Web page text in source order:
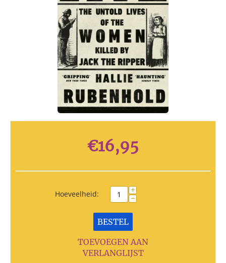
€16,95
Hoeveelheid: +
−
BESTEL
TOEVOEGEN AAN
VERLANGLIJST